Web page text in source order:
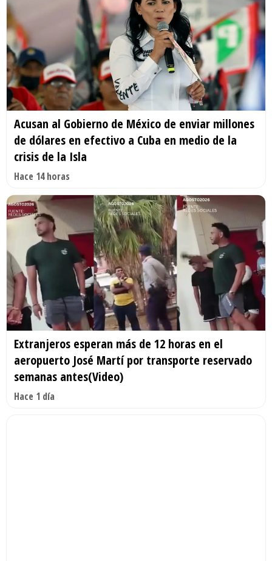
Acusan al Gobierno de México de enviar millones
de dólares en efectivo a Cuba en medio de la
crisis de la Isla
Hace 14 horas
Extranjeros esperan más de 12 horas en el
aeropuerto José Martí por transporte reservado
semanas antes(Video)
Hace 1 día